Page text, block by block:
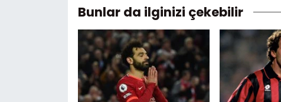
Bunlar da ilginizi çekebilir